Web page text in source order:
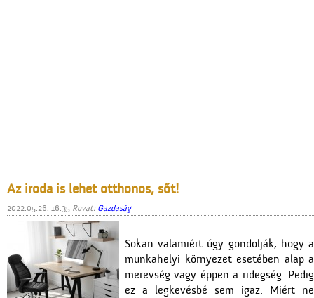
Az iroda is lehet otthonos, sőt!
2022.05.26. 16:35 Rovat: Gazdaság
Sokan valamiért úgy gondolják, hogy a
munkahelyi környezet esetében alap a
merevség vagy éppen a ridegség. Pedig
ez a legkevésbé sem igaz. Miért ne